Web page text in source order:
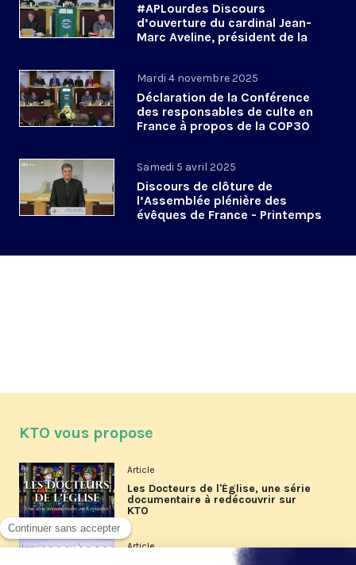
#APLourdes Discours
d’ouverture du cardinal Jean-
Marc Aveline, président de la
Mardi 4 novembre 2025
Déclaration de la Conférence
des responsables de culte en
France à propos de la COP30
Samedi 5 avril 2025
Discours de clôture de
l’Assemblée plénière des
évêques de France - Printemps
KTO vous propose
Article
Les Docteurs de l'Église, une série
documentaire à redécouvrir sur
KTO
Article